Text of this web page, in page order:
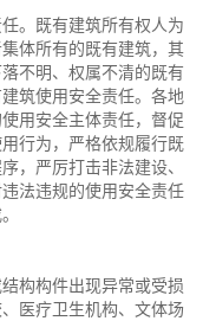
。既有建筑所有权人为
体所有的既有建筑，其
不明、权属不清的既有
筑使用安全责任。各地
用安全主体责任，督促
行为，严格依规履行既
，严厉打击非法建设、
法违规的使用安全责任
构构件出现异常或受损
医疗卫生机构、文体场